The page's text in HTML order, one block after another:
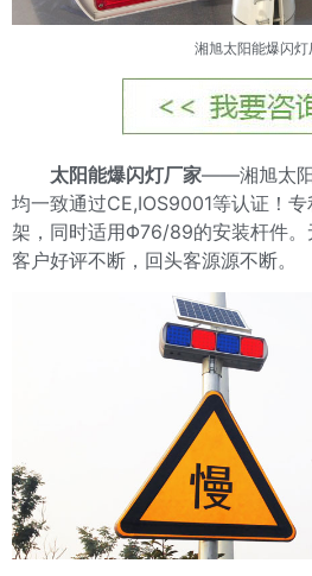
湘旭太阳能爆闪灯
太阳能爆闪灯厂家——湘旭太阳
均一致通过CE,IOS9001等认证！
架，同时适用Φ76/89的安装杆件。
客户好评不断，回头客源源不断。